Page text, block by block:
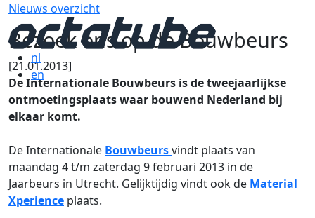
nl
en
Nieuws overzicht
Bezoek ons op de Bouwbeurs
[21.01.2013]
De Internationale Bouwbeurs is de tweejaarlijkse
ontmoetingsplaats waar bouwend Nederland bij
elkaar komt.
De Internationale Bouwbeursvindt plaats van
maandag 4 t/m zaterdag 9 februari 2013 in de
Jaarbeurs in Utrecht. Gelijktijdig vindt ook de Material
Xperience plaats.